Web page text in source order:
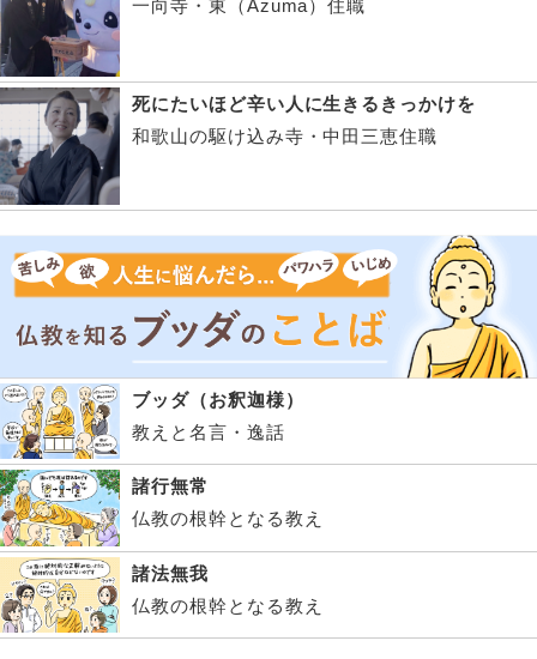
一向寺・東（Azuma）住職
死にたいほど辛い人に生きるきっかけを
和歌山の駆け込み寺・中田三恵住職
ブッダ（お釈迦様）
教えと名言・逸話
諸行無常
仏教の根幹となる教え
諸法無我
仏教の根幹となる教え